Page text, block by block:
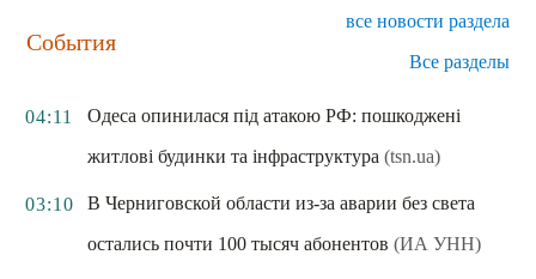
События
все новости раздела
Все разделы
04:11
Одеса опинилася під атакою РФ: пошкоджені
житлові будинки та інфраструктура (tsn.ua)
03:10
В Черниговской области из-за аварии без света
остались почти 100 тысяч абонентов (ИА УНН)